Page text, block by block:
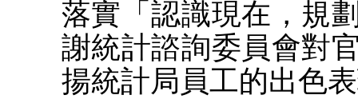
落實「認識現在，規
謝統計諮詢委員會對
揚統計局員工的出色